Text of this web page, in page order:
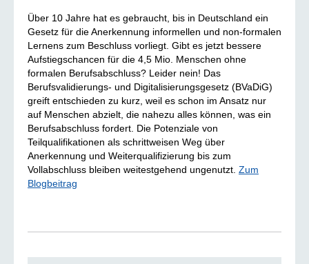
Über 10 Jahre hat es gebraucht, bis in Deutschland ein
Gesetz für die Anerkennung informellen und non-formalen
Lernens zum Beschluss vorliegt. Gibt es jetzt bessere
Aufstiegschancen für die 4,5 Mio. Menschen ohne
formalen Berufsabschluss? Leider nein! Das
Berufsvalidierungs- und Digitalisierungsgesetz (BVaDiG)
greift entschieden zu kurz, weil es schon im Ansatz nur
auf Menschen abzielt, die nahezu alles können, was ein
Berufsabschluss fordert. Die Potenziale von
Teilqualifikationen als schrittweisen Weg über
Anerkennung und Weiterqualifizierung bis zum
Vollabschluss bleiben weitestgehend ungenutzt. Zum
Blogbeitrag